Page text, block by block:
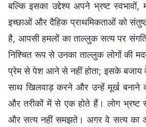
बल्कि इसका उद्देश्य अपने भ्रष्ट स्वभावों,
इच्छाओं और दैहिक प्राथमिकताओं को
है, आपसी हमलों का ताल्लुक सत्य पर
निश्चित रूप से उनका ताल्लुक लोगों की
प्रेम से पेश आने से नहीं होता; इसके बजाय
साथ खिलवाड़ करने और उन्हें मूर्ख बनाने
और तरीकों में से एक होते हैं। लोग भ्रष्ट
और सत्य नहीं समझते। अगर वे सत्य का